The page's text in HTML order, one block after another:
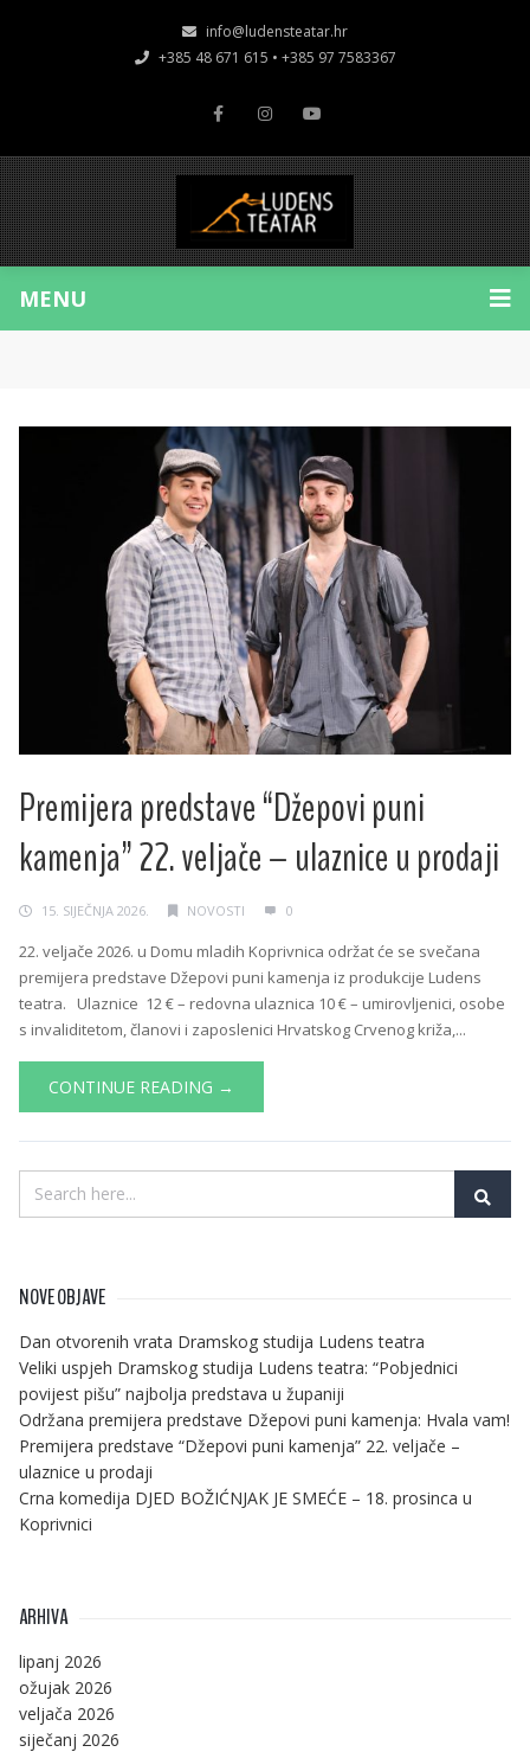
info@ludensteatar.hr
+385 48 671 615 • +385 97 7583367
MENU
Premijera predstave “Džepovi puni
kamenja” 22. veljače – ulaznice u prodaji
15. SIJEČNJA 2026. NOVOSTI 0
22. veljače 2026. u Domu mladih Koprivnica održat će se svečana
premijera predstave Džepovi puni kamenja iz produkcije Ludens
teatra. Ulaznice 12 € – redovna ulaznica 10 € – umirovljenici, osobe
s invaliditetom, članovi i zaposlenici Hrvatskog Crvenog križa,...
CONTINUE READING →
NOVE OBJAVE
Dan otvorenih vrata Dramskog studija Ludens teatra
Veliki uspjeh Dramskog studija Ludens teatra: “Pobjednici
povijest pišu” najbolja predstava u županiji
Održana premijera predstave Džepovi puni kamenja: Hvala vam!
Premijera predstave “Džepovi puni kamenja” 22. veljače –
ulaznice u prodaji
Crna komedija DJED BOŽIĆNJAK JE SMEĆE – 18. prosinca u
Koprivnici
ARHIVA
lipanj 2026
ožujak 2026
veljača 2026
siječanj 2026